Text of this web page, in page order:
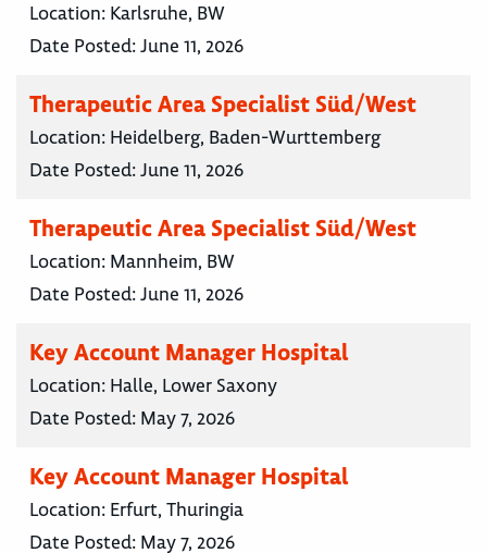
Location: Karlsruhe, BW
Date Posted:June 11, 2026
Therapeutic Area Specialist Süd/West
Location: Heidelberg, Baden-Wurttemberg
Date Posted:June 11, 2026
Therapeutic Area Specialist Süd/West
Location: Mannheim, BW
Date Posted:June 11, 2026
Key Account Manager Hospital
Location: Halle, Lower Saxony
Date Posted: May 7, 2026
Key Account Manager Hospital
Location: Erfurt, Thuringia
Date Posted: May 7, 2026